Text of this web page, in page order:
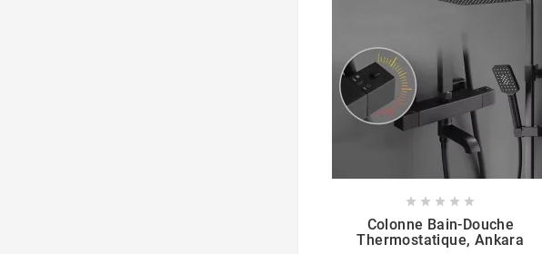
    
Colonne Bain-Douche
Thermostatique, Ankara